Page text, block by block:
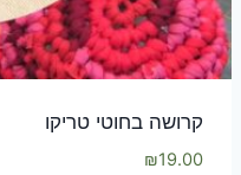
קרושה בחוטי טריקו
₪19.00